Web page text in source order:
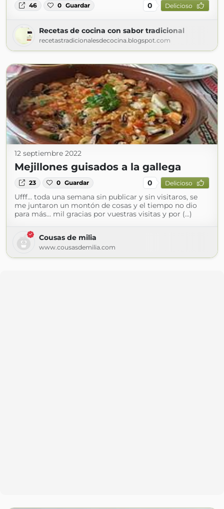
46 0 Guardar 0 Delicioso
Recetas de cocina con sabor tradicional
recetastradicionalesdecocina.blogspot.com
12 septiembre 2022
Mejillones guisados a la gallega
23 0 Guardar 0 Delicioso
Ufff... toda una semana sin publicar y sin visitaros, se
me juntaron un montón de cosas y el tiempo no dio
para más... mil gracias por vuestras visitas y por (...)
Cousas de milia
www.cousasdemilia.com